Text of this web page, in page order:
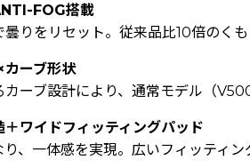
FOG搭載
りをリセット。従来品比10倍のく
ーブ形状
ーブ設計により、通常モデル（
ワイドフィッティングパッド
、一体感を実現。広いフィッティ